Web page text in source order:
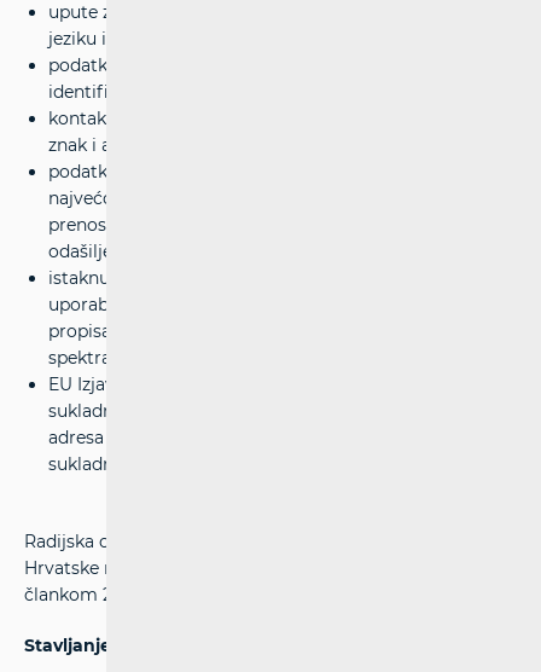
upute za uporabu i podatke o sigurnosti na hrvatskom
jeziku i latiničnom pismu,
podatke (broj tipa, šarže ili serije) koji omogućuju
identifikaciju radijske opreme,
kontaktne podatke (ime, registrirano trgovačko ime ili
znak i adresa) proizvođača i uvoznika,
podatke o frekvencijskom pojasu ili pojasevima i
najvećoj radiofrekvencijskoj snazi koju radijska oprema
prenosi, u slučaju radijske opreme koja namjerno
odašilje radijske valove,
istaknuto upozorenje o mogućim ograničenjima
uporabe radijske opreme i/ili potrebi pribavljanja
propisane dozvole za uporabu radiofrekvencijskog
spektra,
EU Izjavu o sukladnost ili pojednostavljenu EU Izjavu o
sukladnost u kojoj je navedena točna internetska
adresa na kojoj je dostupan cjeloviti tekst EU izjave o
sukladnosti.
Radijska oprema prigodom stavljanja na tržište Republike
Hrvatske mora biti označena oznakom CE u skladu sa
člankom 22. Pravilnika o radijskoj opremi.
Stavljanje radijske opreme u pogon i uporaba